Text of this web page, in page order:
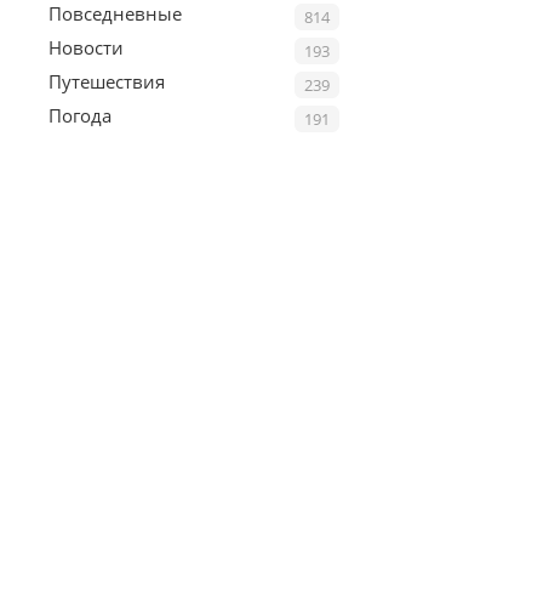
814
Повседневные
193
Новости
239
Путешествия
191
Погода